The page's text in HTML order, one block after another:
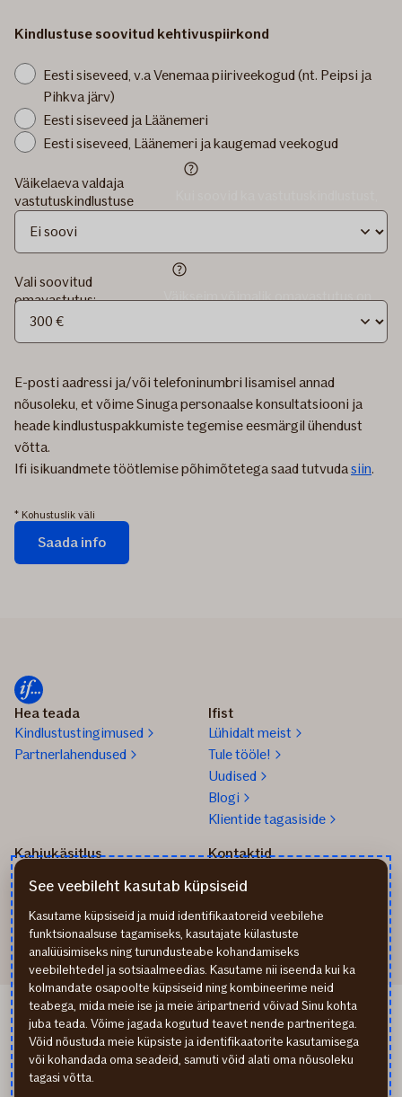
Kindlustuse soovitud kehtivuspiirkond
Eesti siseveed, v.a Venemaa piiriveekogud (nt. Peipsi ja
Pihkva järv)
Eesti siseveed ja Läänemeri
Eesti siseveed, Läänemeri ja kaugemad veekogud
Väikelaeva valdaja
vastutuskindlustuse
kindlustussumma
vali rippmenüüst sobiv
Vali soovitud
omavastutus:
E-posti aadressi ja/või telefoninumbri lisamisel annad
nõusoleku, et võime Sinuga personaalse konsultatsiooni ja
heade kindlustuspakkumiste tegemise eesmärgil ühendust
võtta.
Ifi isikuandmete töötlemise põhimõtetega saad tutvudasiin.
* Kohustuslik väli
Saada info
Hea teada
Kindlustustingimused
Partnerlahendused
Ifist
Lühidalt meist
Tule tööle!
Uudised
Blogi
Klientide tagasiside
Kahjukäsitlus
Kuidas toimida kahju
korral?
Teata kahjust
Kontaktid
Arveldus
777 1211
If Apdrošināšana LV
If draudimas LT
Isikuandmete töötlemine
See veebileht kasutab küpsiseid
Kasutame küpsiseid ja muid identifikaatoreid veebilehe
funktsionaalsuse tagamiseks, kasutajate külastuste
analüüsimiseks ning turundusteabe kohandamiseks
veebilehtedel ja sotsiaalmeedias. Kasutame nii iseenda kui ka
kolmandate osapoolte küpsiseid ning kombineerime neid
teabega, mida meie ise ja meie äripartnerid võivad Sinu kohta
juba teada. Võime jagada kogutud teavet nende partneritega.
Võid nõustuda meie küpsiste ja identifikaatorite kasutamisega
või kohandada oma seadeid, samuti võid alati oma nõusoleku
tagasi võtta.